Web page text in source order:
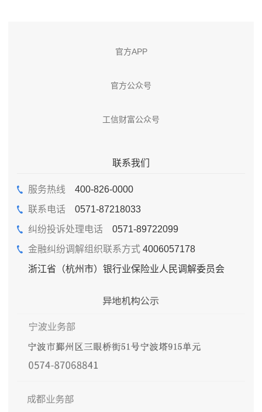
官方APP
官方公众号
工信财富公众号
联系我们
服务热线 400-826-0000
联系电话0571-87218033
纠纷投诉处理电话0571-89722099
金融纠纷调解组织联系方式4006057178
浙江省（杭州市）银行业保险业人民调解委员会